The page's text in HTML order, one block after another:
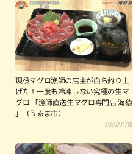
現役マグロ漁師の店主が自ら釣り上
げた！一度も冷凍しない究極の生マ
グロ 「漁師直送生マグロ専門店 海猿
」（うるま市）
2026/04/10